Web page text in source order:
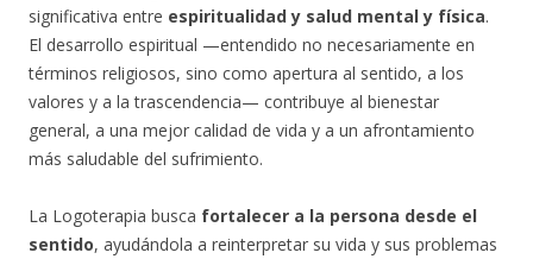
significativa entre espiritualidad y salud mental y física.
El desarrollo espiritual —entendido no necesariamente en
términos religiosos, sino como apertura al sentido, a los
valores y a la trascendencia— contribuye al bienestar
general, a una mejor calidad de vida y a un afrontamiento
más saludable del sufrimiento.
La Logoterapia busca fortalecer a la persona desde el
sentido, ayudándola a reinterpretar su vida y sus problemas